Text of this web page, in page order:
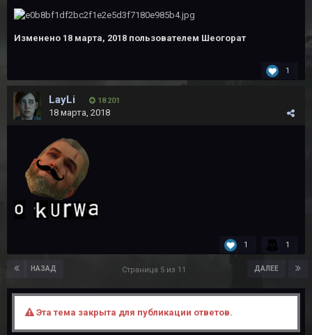
Изменено 18 марта, 2018 пользователем Шеогорат
1
LayLi 18 201
18 марта, 2018
1 1
НАЗАД ДАЛЕЕ
Страница 5 из 11
Эта тема закрыта для публикации ответов.